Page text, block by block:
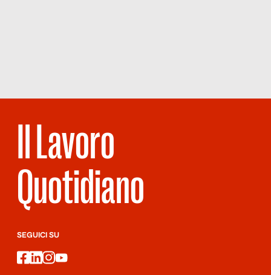
Il Lavoro
Quotidiano
SEGUICI SU
facebook
linkedin
instagram
youtube